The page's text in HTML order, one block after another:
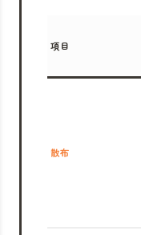
項目
散布